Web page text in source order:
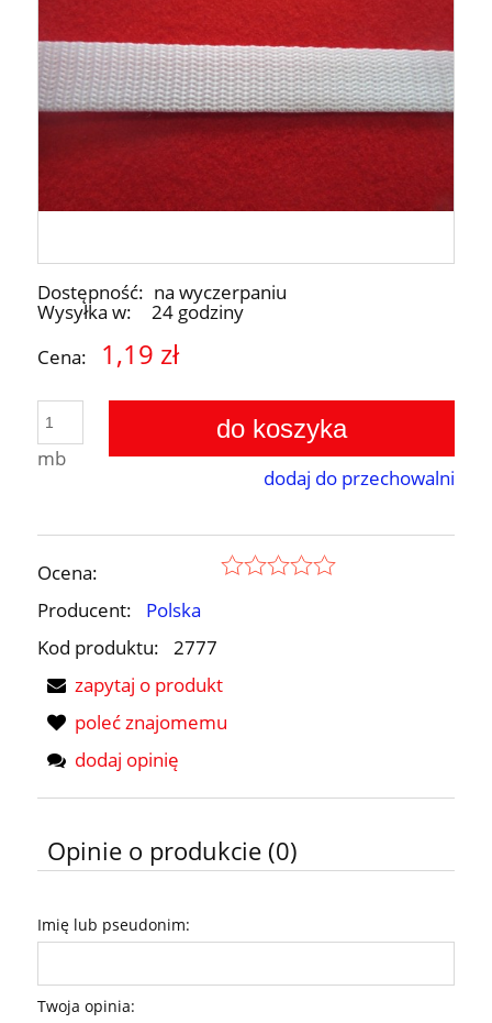
Dostępność: na wyczerpaniu
Wysyłka w:
24 godziny
Cena:
1,19 zł
mb
do koszyka
dodaj do przechowalni
Ocena:
Producent:
Polska
Kod produktu:
2777
zapytaj o produkt
poleć znajomemu
dodaj opinię
Opinie o produkcie (0)
Imię lub pseudonim:
Twoja opinia: